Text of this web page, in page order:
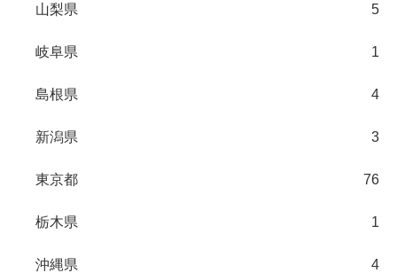
山梨県 5
岐阜県 1
島根県 4
新潟県 3
東京都 76
栃木県 1
沖縄県 4